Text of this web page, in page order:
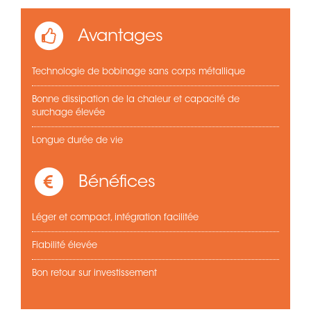
Avantages
Technologie de bobinage sans corps métallique
Bonne dissipation de la chaleur et capacité de
surchage élevée
Longue durée de vie
Bénéfices
Léger et compact, intégration facilitée
Fiabilité élevée
Bon retour sur investissement